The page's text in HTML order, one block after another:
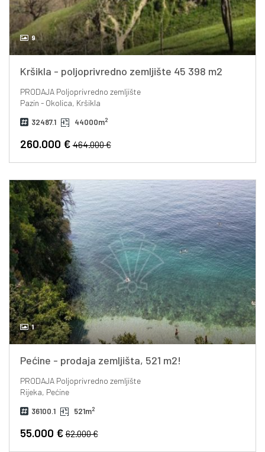
9
Kršikla - poljoprivredno zemljište 45 398 m2
PRODAJAPoljoprivredno zemljište
Pazin - Okolica, Kršikla
32487.1 44000m2
260.000 €464.000 €
1
Pećine - prodaja zemljišta, 521 m2!
PRODAJAPoljoprivredno zemljište
Rijeka, Pećine
36100.1 521m2
55.000 €62.000 €